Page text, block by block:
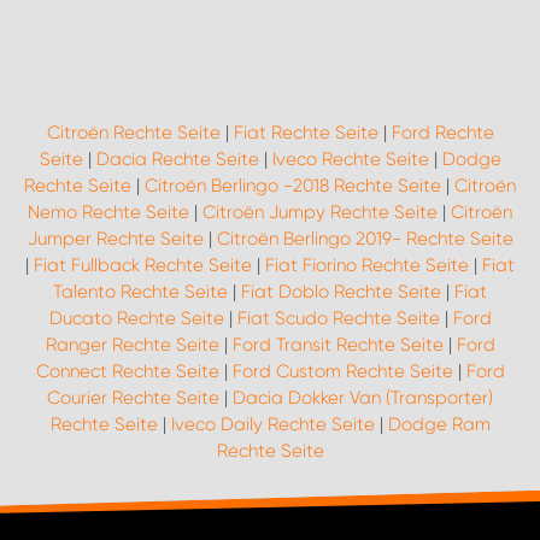
Citroën Rechte Seite| Fiat Rechte Seite| Ford Rechte
Seite| Dacia Rechte Seite| Iveco Rechte Seite| Dodge
Rechte Seite | Citroën Berlingo -2018 Rechte Seite | Citroën
Nemo Rechte Seite | Citroën Jumpy Rechte Seite | Citroën
Jumper Rechte Seite| Citroën Berlingo 2019- Rechte Seite
| Fiat Fullback Rechte Seite | Fiat Fiorino Rechte Seite | Fiat
Talento Rechte Seite | Fiat Doblo Rechte Seite | Fiat
Ducato Rechte Seite| Fiat Scudo Rechte Seite| Ford
Ranger Rechte Seite| Ford Transit Rechte Seite| Ford
Connect Rechte Seite| Ford Custom Rechte Seite| Ford
Courier Rechte Seite | Dacia Dokker Van (Transporter)
Rechte Seite| Iveco Daily Rechte Seite| Dodge Ram
Rechte Seite